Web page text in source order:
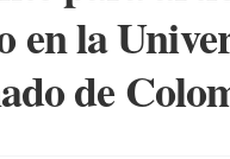
en la
de